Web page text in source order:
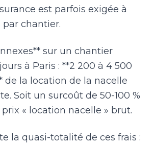
est parfois exigée à
chantier.
sur un chantier
à Paris : **2 200 à 4 500
de la location de la nacelle
Soit un surcoût de 50-100 %
« location nacelle » brut.
la quasi-totalité de ces frais :